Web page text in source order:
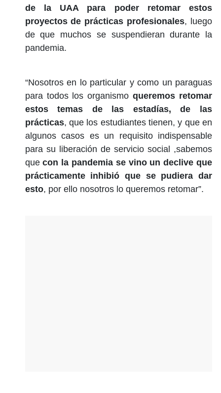
de la UAA para poder retomar estos
proyectos de prácticas profesionales, luego
de que muchos se suspendieran durante la
pandemia.
“Nosotros en lo particular y como un paraguas
para todos los organismoqueremos retomar
estos temas de las estadías, de las
prácticas, que los estudiantes tienen, y que en
algunos casos es un requisito indispensable
para su liberación de servicio social ,sabemos
quecon la pandemia se vino un declive que
prácticamente inhibió que se pudiera dar
esto, por ello nosotros lo queremos retomar”.